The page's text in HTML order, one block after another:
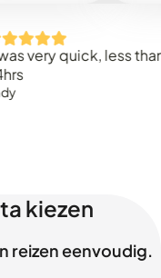
quick, less than
kiezen
reizen eenvoudig.